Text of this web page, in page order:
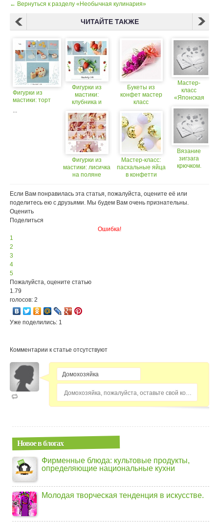
← Вернуться к разделу «Необычная кулинария»
ЧИТАЙТЕ ТАКЖЕ
Фигурки из
мастики: торт
...
Фигурки из
мастики:
клубника и
Фигурки из
мастики: лисичка
на поляне
Букеты из
конфет мастер
класс
Мастер-класс:
пасхальные яйца
в конфетти
Мастер-
класс
«Японская
церемония»
Вязание
зигзага
крючком.
Если Вам понравилась эта статья, пожалуйста, оцените её или
поделитесь ею с друзьями. Мы будем Вам очень признательны.
Оценить
Поделиться
Ошибка!
1
2
3
4
5
Пожалуйста, оцените статью
1.79
голосов: 2
Уже поделились: 1
Комментарии к статье отсутствуют
Домохозяйка, пожалуйста, оставьте свой комментарий...
Новое в блогах
Фирменные блюда: культовые продукты,
определяющие национальные кухни
Молодая творческая тенденция в искусстве.